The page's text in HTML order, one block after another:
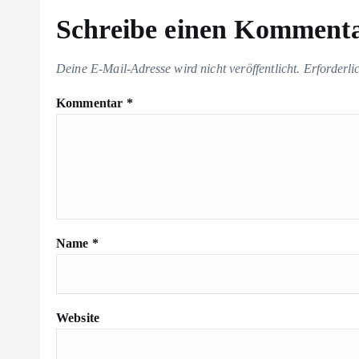
Schreibe einen
Deine E-Mail-Adresse wird nicht veröffentlicht.
Kommentar *
Name *
Website